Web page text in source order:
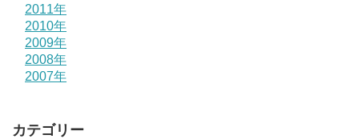
2011年
2010年
2009年
2008年
2007年
カテゴリー